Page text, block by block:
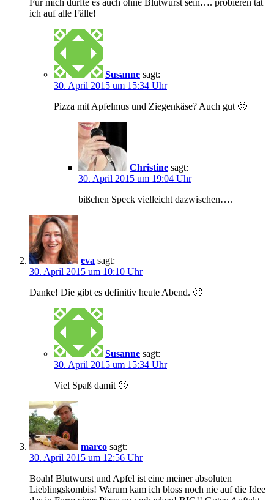
Für mich dürfte es auch ohne Blutwurst sein…. probieren tät
ich auf alle Fälle!
Susanne sagt:
30. April 2015 um 15:34 Uhr
Pizza mit Apfelmus und Ziegenkäse? Auch gut 🙂
Christine sagt:
30. April 2015 um 19:04 Uhr
bißchen Speck vielleicht dazwischen….
eva sagt:
30. April 2015 um 10:10 Uhr
Danke! Die gibt es definitiv heute Abend. 🙂
Susanne sagt:
30. April 2015 um 15:34 Uhr
Viel Spaß damit 🙂
marco sagt:
30. April 2015 um 12:56 Uhr
Boah! Blutwurst und Apfel ist eine meiner absoluten
Lieblingskombis! Warum kam ich bloss noch nie auf die Idee